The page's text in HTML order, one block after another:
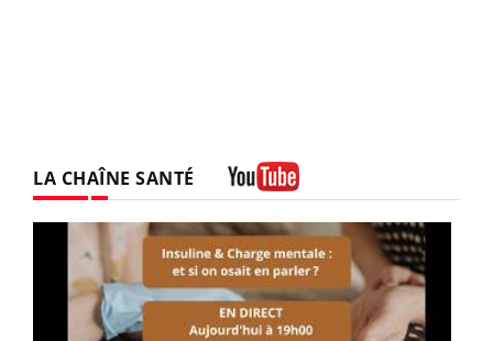
LA CHAÎNE SANTÉ